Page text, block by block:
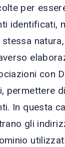
per
identificati,
con
permettere
In questa
gli